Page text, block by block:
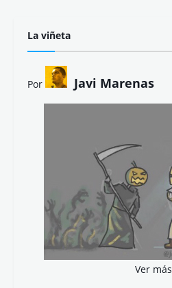
La viñeta
Por Javi Marenas
Ver más